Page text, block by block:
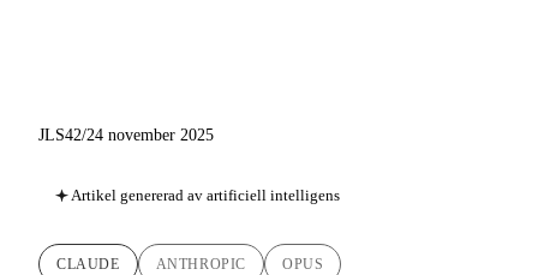
JLS42/24 november 2025
Artikel genererad av artificiell intelligens
CLAUDE ANTHROPIC OPUS